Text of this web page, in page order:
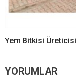
Yem Bitkisi
YORUMLAR